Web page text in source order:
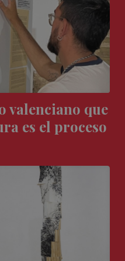
valenciano que
es el proceso